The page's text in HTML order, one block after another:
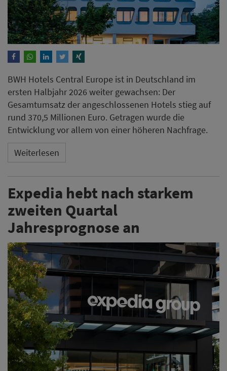
BWH Hotels Central Europe ist in Deutschland im
ersten Halbjahr 2026 weiter gewachsen: Der
Gesamtumsatz der angeschlossenen Hotels stieg auf
rund 370,5 Millionen Euro. Getragen wurde die
Entwicklung vor allem von einer höheren Nachfrage.
Weiterlesen
Expedia hebt nach starkem
zweiten Quartal
Jahresprognose an